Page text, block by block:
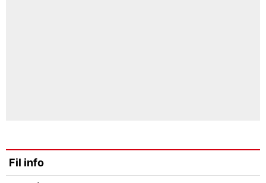
Fil info